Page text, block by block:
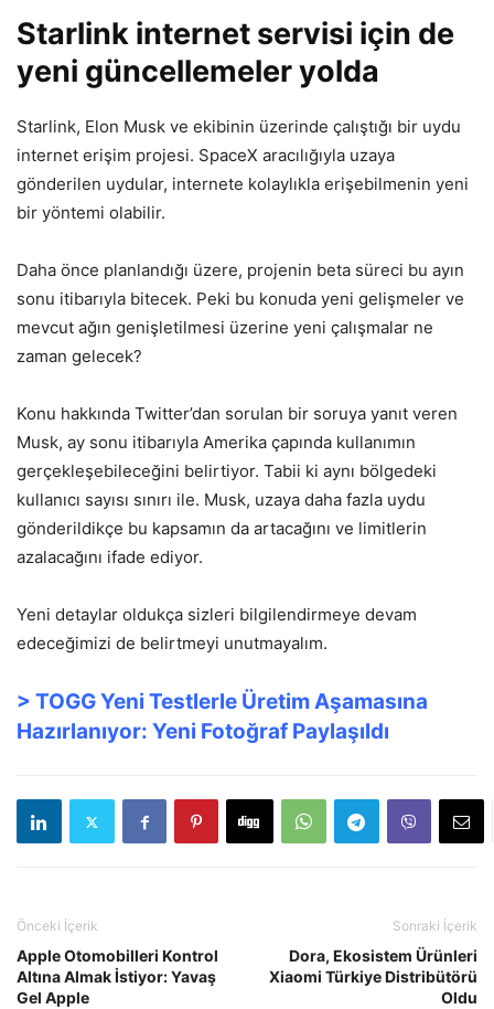
Starlink internet servisi için de
yeni güncellemeler yolda
Starlink, Elon Musk ve ekibinin üzerinde çalıştığı bir uydu
internet erişim projesi. SpaceX aracılığıyla uzaya
gönderilen uydular, internete kolaylıkla erişebilmenin yeni
bir yöntemi olabilir.
Daha önce planlandığı üzere, projenin beta süreci bu ayın
sonu itibarıyla bitecek. Peki bu konuda yeni gelişmeler ve
mevcut ağın genişletilmesi üzerine yeni çalışmalar ne
zaman gelecek?
Konu hakkında Twitter’dan sorulan bir soruya yanıt veren
Musk, ay sonu itibarıyla Amerika çapında kullanımın
gerçekleşebileceğini belirtiyor. Tabii ki aynı bölgedeki
kullanıcı sayısı sınırı ile. Musk, uzaya daha fazla uydu
gönderildikçe bu kapsamın da artacağını ve limitlerin
azalacağını ifade ediyor.
Yeni detaylar oldukça sizleri bilgilendirmeye devam
edeceğimizi de belirtmeyi unutmayalım.
> TOGG Yeni Testlerle Üretim Aşamasına
Hazırlanıyor: Yeni Fotoğraf Paylaşıldı
Önceki İçerik
Apple Otomobilleri Kontrol
Altına Almak İstiyor: Yavaş
Gel Apple
Sonraki İçerik
Dora, Ekosistem Ürünleri
Xiaomi Türkiye Distribütörü
Oldu